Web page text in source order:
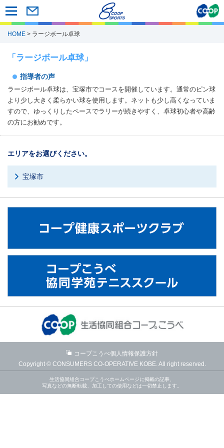
HOME > ラージボール卓球
「ラージボール卓球」
指導者の声
ラージボール卓球は、宝塚市でコースを開催しています。通常のピン球
より少し大きく柔らかい球を使用します。ネットも少し高くなっていま
すので、ゆっくりしたペースでラリーが続きやすく、卓球初心者や高齢
の方にお勧めです。
エリアをお選びください。
宝塚市
コープこうべ個人情報保護方針
Copyright © CONSUMERS CO-OPERATIVE KOBE. All right reserved.
生活協同組合コープこうべホームページに掲載の記事、
写真などの無断転載、加工しての使用などは一切禁止します。